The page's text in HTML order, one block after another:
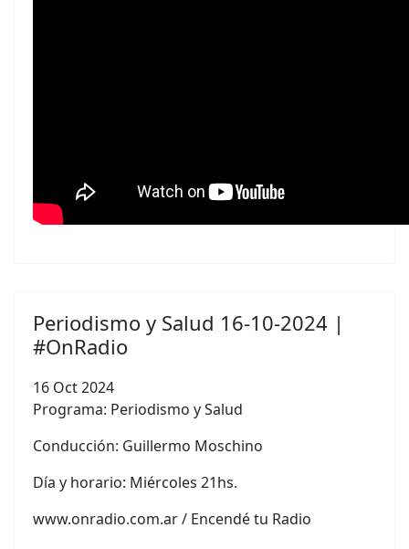
Periodismo y Salud 16-10-2024 |
#OnRadio
16 Oct 2024
Programa: Periodismo y Salud
Conducción: Guillermo Moschino
Día y horario: Miércoles 21hs.
www.onradio.com.ar / Encendé tu Radio